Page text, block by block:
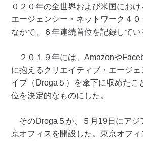
０２０年の全世界および米国にお
エージェンシー・ネットワーク４
なかで、６年連続首位を記録してい
２０１９年には、Amazonや
に抱えるクリエイティブ・エージ
イブ（Droga５）を傘下に収めたこ
位を決定的なものにした。
そのDroga５が、５月19日にアジ
京オフィスを開設した。東京オフ